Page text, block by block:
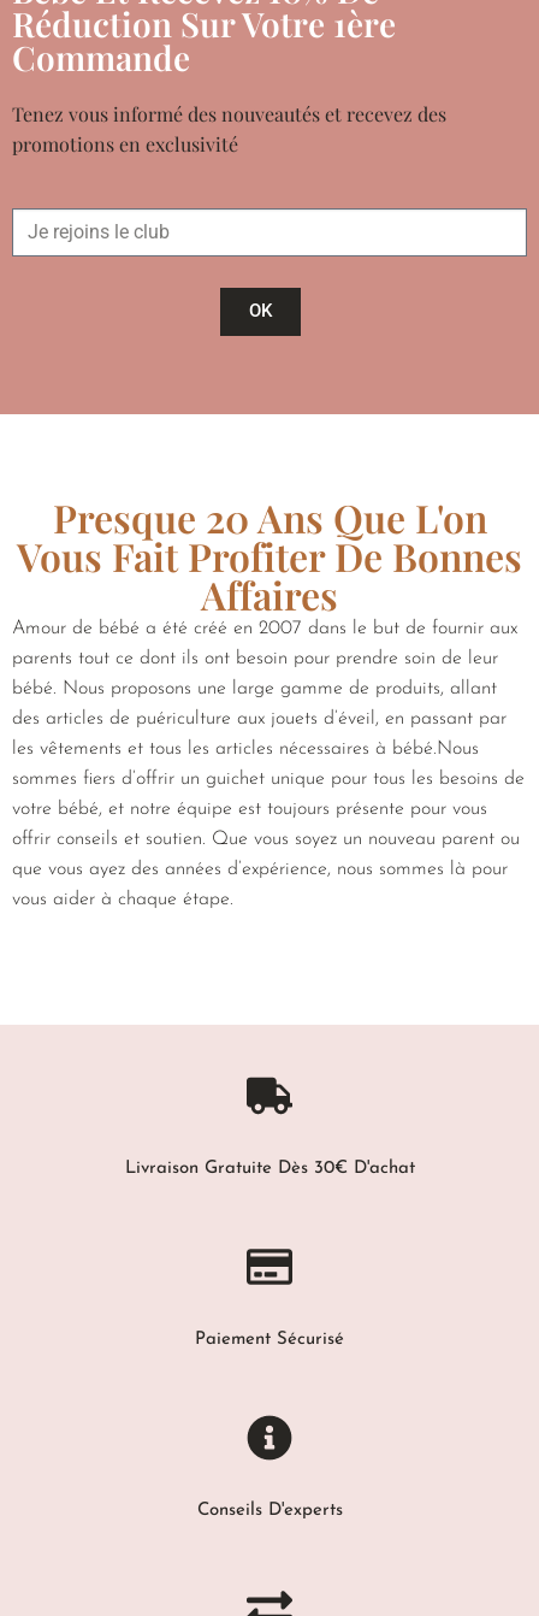
Réduction Sur Votre 1ère
Commande
Tenez vous informé des nouveautés et recevez des
promotions en exclusivité
OK
Presque 20 Ans Que L'on
Vous Fait Profiter De Bonnes
Affaires
Amour de bébé a été créé en 2007 dans le but de fournir aux
parents tout ce dont ils ont besoin pour prendre soin de leur
bébé. Nous proposons une large gamme de produits, allant
des articles de puériculture aux jouets d’éveil, en passant par
les vêtements et tous les articles nécessaires à bébé.Nous
sommes fiers d’offrir un guichet unique pour tous les besoins de
votre bébé, et notre équipe est toujours présente pour vous
offrir conseils et soutien. Que vous soyez un nouveau parent ou
que vous ayez des années d’expérience, nous sommes là pour
vous aider à chaque étape.
Livraison Gratuite Dès 30€ D'achat
Paiement Sécurisé
Conseils D'experts